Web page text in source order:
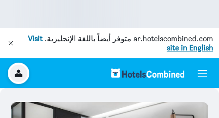
ar.hotelscombined.com متوفر أيضاً باللغة الإنجليزية.Visit
site in English